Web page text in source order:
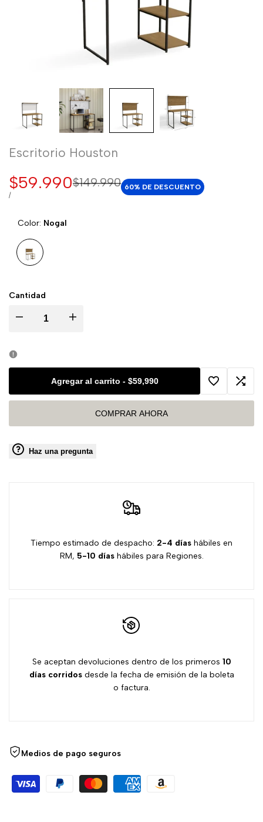
Escritorio Houston
Precio
$149.990
Precio
de
venta
$59.990
PRECIO
/POR
60% DE DESCUENTO
Color: Nogal
Cantidad
Disminuir
Escritorio
Houston
Aumentar
Escritorio
Houston
Agregar al carrito - $59,990
Agregar
COMPRAR AHORA
Haz una pregunta
Tiempo estimado de despacho: 2-4 días hábiles en
RM, 5-10 díashábiles para Regiones.
Se aceptan devoluciones dentro de los primeros 10
días corridosdesde la fecha de emisión de la boleta
o factura.
Medios de pago seguros